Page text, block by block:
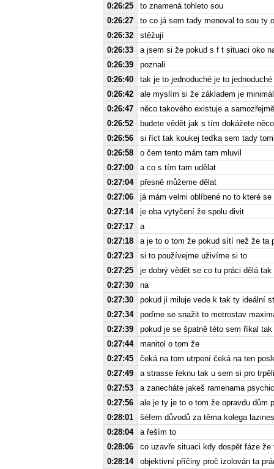
0:26:25
to znamená tohleto sou
0:26:27
to co já sem tady menoval to sou ty
0:26:32
stěžují
0:26:33
a jsem si že pokud s f t situaci oko
0:26:39
poznali
0:26:40
tak je to jednoduché je to jednoduché
0:26:42
ale myslím si že základem je
0:26:47
něco takového existuje a
0:26:52
budete vědět jak s tím dokážete
0:26:56
si říct tak koukej teďka sem tady
0:26:58
o čem tento mám tam mluvil
0:27:00
a co s tím tam udělat
0:27:04
přesně můžeme dělat
0:27:06
já mám velmi oblíbené no to které
0:27:14
je oba vytyčení že spolu divit
0:27:17
a
0:27:18
a je to o tom že pokud sítí než že ta
0:27:23
si to používejme uživíme si to
0:27:25
je dobrý vědět se co tu práci dělá
0:27:30
na
0:27:30
pokud ji miluje vede k tak ty ideální
0:27:34
poďme se snažit to metrostav
0:27:39
pokud je se špatně této sem říkal
0:27:44
manitol o tom že
0:27:45
čeká na tom utrpení čeká na ten
0:27:49
a strasse řeknu tak u sem si pro
0:27:53
a zanecháte jakeš ramenama
0:27:56
ale je ty je to o tom že opravdu dům
0:28:01
šéfem důvodů za těma kolega
0:28:04
a řeším to
0:28:06
co uzavře situaci kdy dospět fáze
0:28:14
objektivní příčiny proč izolován ta